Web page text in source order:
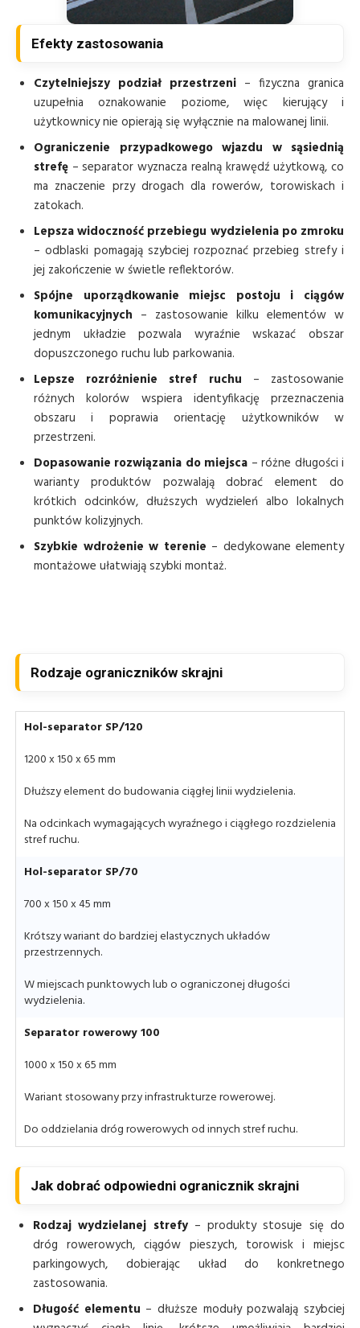
Efekty zastosowania
Czytelniejszy podział przestrzeni – fizyczna granica
uzupełnia oznakowanie poziome, więc kierujący i
użytkownicy nie opierają się wyłącznie na malowanej linii.
Ograniczenie przypadkowego wjazdu w sąsiednią
strefę – separator wyznacza realną krawędź użytkową, co
ma znaczenie przy drogach dla rowerów, torowiskach i
zatokach.
Lepsza widoczność przebiegu wydzielenia po zmroku
– odblaski pomagają szybciej rozpoznać przebieg strefy i
jej zakończenie w świetle reflektorów.
Spójne uporządkowanie miejsc postoju i ciągów
komunikacyjnych – zastosowanie kilku elementów w
jednym układzie pozwala wyraźnie wskazać obszar
dopuszczonego ruchu lub parkowania.
Lepsze rozróżnienie stref ruchu – zastosowanie
różnych kolorów wspiera identyfikację przeznaczenia
obszaru i poprawia orientację użytkowników w
przestrzeni.
Dopasowanie rozwiązania do miejsca – różne długości i
warianty produktów pozwalają dobrać element do
krótkich odcinków, dłuższych wydzieleń albo lokalnych
punktów kolizyjnych.
Szybkie wdrożenie w terenie – dedykowane elementy
montażowe ułatwiają szybki montaż.
Rodzaje ograniczników skrajni
Hol-separator SP/120
1200 x 150 x 65 mm
Dłuższy element do budowania ciągłej linii wydzielenia.
Na odcinkach wymagających wyraźnego i ciągłego rozdzielenia
stref ruchu.
Hol-separator SP/70
700 x 150 x 45 mm
Krótszy wariant do bardziej elastycznych układów
przestrzennych.
W miejscach punktowych lub o ograniczonej długości
wydzielenia.
Separator rowerowy 100
1000 x 150 x 65 mm
Wariant stosowany przy infrastrukturze rowerowej.
Do oddzielania dróg rowerowych od innych stref ruchu.
Jak dobrać odpowiedni ogranicznik skrajni
Rodzaj wydzielanej strefy– produkty stosuje się do
dróg rowerowych, ciągów pieszych, torowisk i miejsc
parkingowych, dobierając układ do konkretnego
zastosowania.
Długość elementu – dłuższe moduły pozwalają szybciej